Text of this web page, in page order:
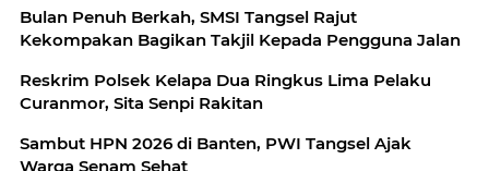
Bulan Penuh Berkah, SMSI Tangsel Rajut
Kekompakan Bagikan Takjil Kepada Pengguna Jalan
Reskrim Polsek Kelapa Dua Ringkus Lima Pelaku
Curanmor, Sita Senpi Rakitan
Sambut HPN 2026 di Banten, PWI Tangsel Ajak
Warga Senam Sehat